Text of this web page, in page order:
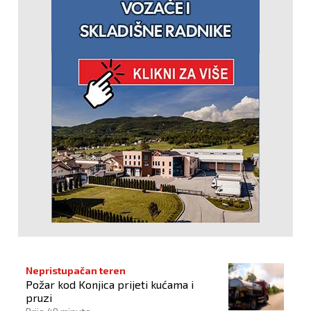
Nepristupačan teren
Požar kod Konjica prijeti kućama i
pruzi